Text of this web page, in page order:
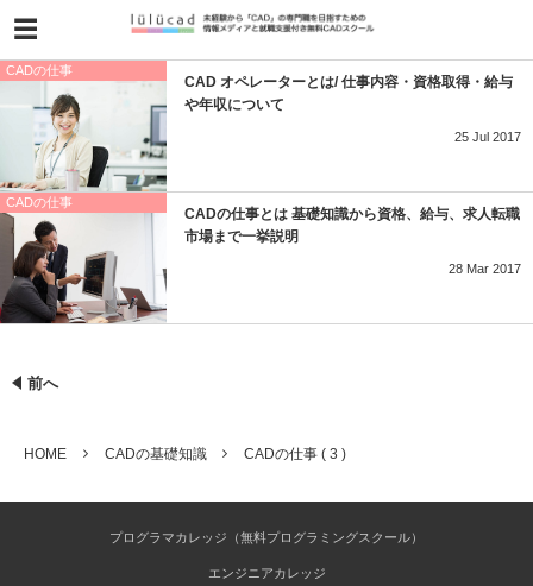
CADの仕事
CAD オペレーターとは/ 仕事内容・資格取得・給与
や年収について
25 Jul 2017
CADの仕事
CADの仕事とは 基礎知識から資格、給与、求人転職
市場まで一挙説明
28 Mar 2017
前へ
HOME CADの基礎知識 CADの仕事 ( 3 )
プログラマカレッジ（無料プログラミングスクール）
エンジニアカレッジ